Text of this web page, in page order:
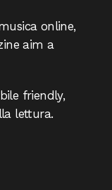
online,
aim a
friendly,
lettura.